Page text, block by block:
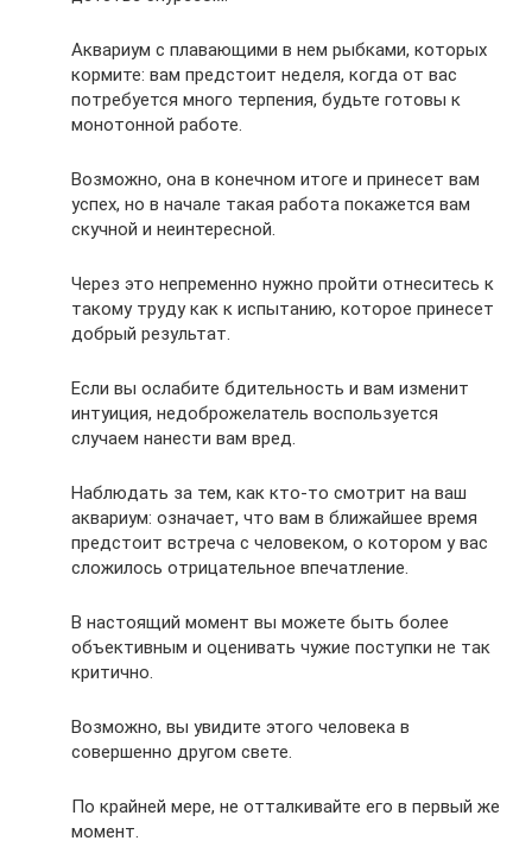
Аквариум с плавающими в нем рыбками, которых
кормите: вам предстоит неделя, когда от вас
потребуется много терпения, будьте готовы к
монотонной работе.
Возможно, она в конечном итоге и принесет вам
успех, но в начале такая работа покажется вам
скучной и неинтересной.
Через это непременно нужно пройти отнеситесь к
такому труду как к испытанию, которое принесет
добрый результат.
Если вы ослабите бдительность и вам изменит
интуиция, недоброжелатель воспользуется
случаем нанести вам вред.
Наблюдать за тем, как кто-то смотрит на ваш
аквариум: означает, что вам в ближайшее время
предстоит встреча с человеком, о котором у вас
сложилось отрицательное впечатление.
В настоящий момент вы можете быть более
объективным и оценивать чужие поступки не так
критично.
Возможно, вы увидите этого человека в
совершенно другом свете.
По крайней мере, не отталкивайте его в первый же
момент.